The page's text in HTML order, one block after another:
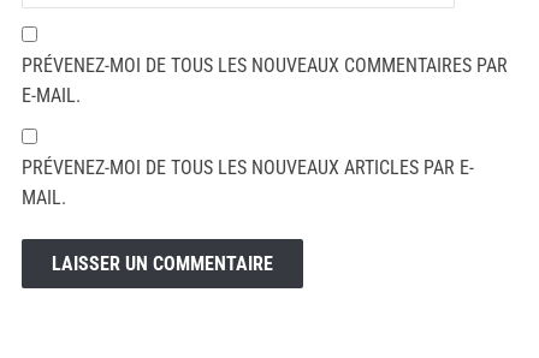
PRÉVENEZ-MOI DE TOUS LES NOUVEAUX COMMENTAIRES PAR
E-MAIL.
PRÉVENEZ-MOI DE TOUS LES NOUVEAUX ARTICLES PAR E-
MAIL.